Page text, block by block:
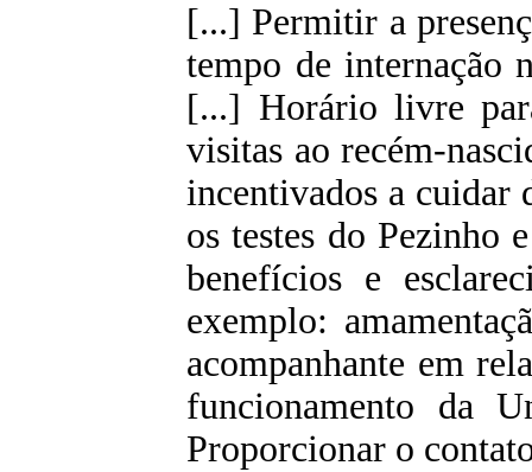
[...] Permitir a
tempo de internação
[...] Horário livre
visitas ao recém-
incentivados a cuidar
os testes do Pezinho
benefícios e
exemplo:
acompanhante em
funcionamento da
Proporcionar o